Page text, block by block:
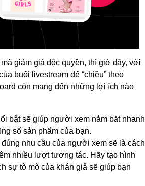
giảm giá độc quyền, thì giờ đây, với
buổi livestream để “chiều” theo
còn mang đến những lợi ích nào
bật sẽ giúp người xem nắm bắt nhanh
số sản phẩm của bạn.
đúng nhu cầu của người xem sẽ là cách
nhiều lượt tương tác. Hãy tạo hình
sự tò mò của khán giả sẽ giúp bạn